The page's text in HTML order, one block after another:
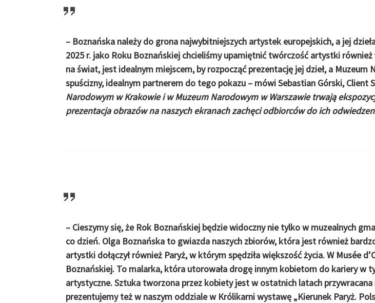
– Boznańska należy do grona najwybitniejszych artystek europejskich, a jej
2025 r. jako Roku Boznańskiej chcieliśmy upamiętnić twórczość artystki
na świat, jest idealnym miejscem, by rozpocząć prezentację jej dzieł, a
spuścizny, idealnym partnerem do tego pokazu – mówiSebastian Górski, Client
Narodowym w Krakowie i w Muzeum Narodowym w Warszawie trwają
prezentacja obrazów na naszych ekranach zachęci odbiorców do ich
– Cieszymy się, że Rok Boznańskiej będzie widoczny nie tylko w muzealnych
co dzień. Olga Boznańska to gwiazda naszych zbiorów, która jest również
artystki dołączył również Paryż, w którym spędziła większość życia. W Musée
Boznańskiej. To malarka, która utorowała drogę innym kobietom do kariery w
artystyczne. Sztuka tworzona przez kobiety jest w ostatnich latach
prezentujemy też w naszym oddziale w Królikarni wystawę „Kierunek Paryż.